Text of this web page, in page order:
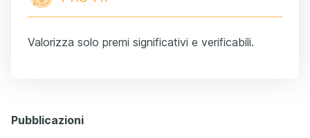
Valorizza solo premi significativi e verificabili.
Pubblicazioni